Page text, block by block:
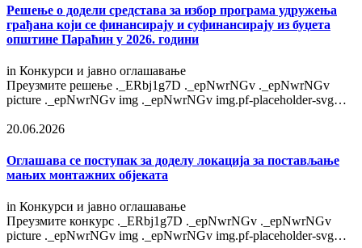
Решење o додели средстава за избор програма удружења
грађана који се финансирају и суфинансирају из буџета
општине Параћин у 2026. години
in Конкурси и јавно оглашавање
Преузмите решење ._ERbj1g7D ._epNwrNGv ._epNwrNGv
picture ._epNwrNGv img ._epNwrNGv img.pf-placeholder-svg…
20.06.2026
Оглашава се поступак за доделу локација за постављање
мањих монтажних објеката
in Конкурси и јавно оглашавање
Преузмите конкурс ._ERbj1g7D ._epNwrNGv ._epNwrNGv
picture ._epNwrNGv img ._epNwrNGv img.pf-placeholder-svg…